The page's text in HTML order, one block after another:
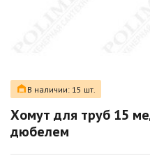
В наличии: 15 шт.
Хомут для труб 15
дюбелем